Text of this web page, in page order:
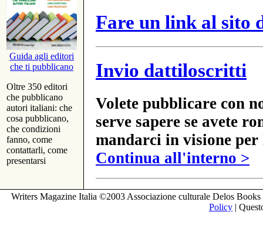
Guida agli editori
che ti pubblicano
Oltre 350 editori
che pubblicano
autori italiani: che
cosa pubblicano,
che condizioni
fanno, come
contattarli, come
presentarsi
Fare un link al sito
Invio dattiloscritti
Volete pubblicare con
serve sapere se avete
mandarci in visione
Continua all'interno >
Writers Magazine Italia ©2003 Associazione culturale Delos
Policy |